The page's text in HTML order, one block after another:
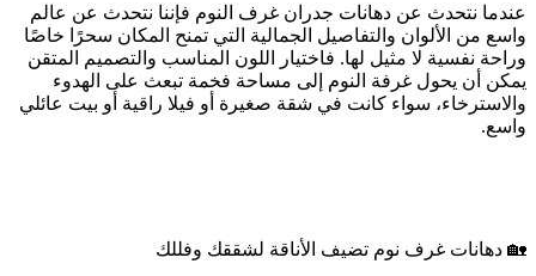
عندما نتحدث عن دهانات جدران غرف النوم فإننا نتحدث عن عالم
واسع من الألوان والتفاصيل الجمالية التي تمنح المكان سحرًا خاصًا
وراحة نفسية لا مثيل لها. فاختيار اللون المناسب والتصميم المتقن
يمكن أن يحول غرفة النوم إلى مساحة فخمة تبعث على الهدوء
والاسترخاء، سواء كانت في شقة صغيرة أو فيلا راقية أو بيت عائلي
واسع.
🏡 دهانات غرف نوم تضيف الأناقة لشققك وفللك